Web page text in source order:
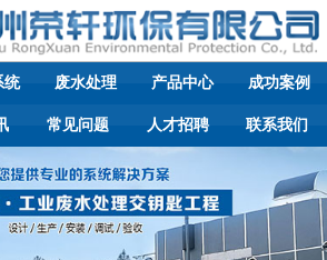
统 废水处理 产品中心 成功案例
常见问题 人才招聘 联系我们